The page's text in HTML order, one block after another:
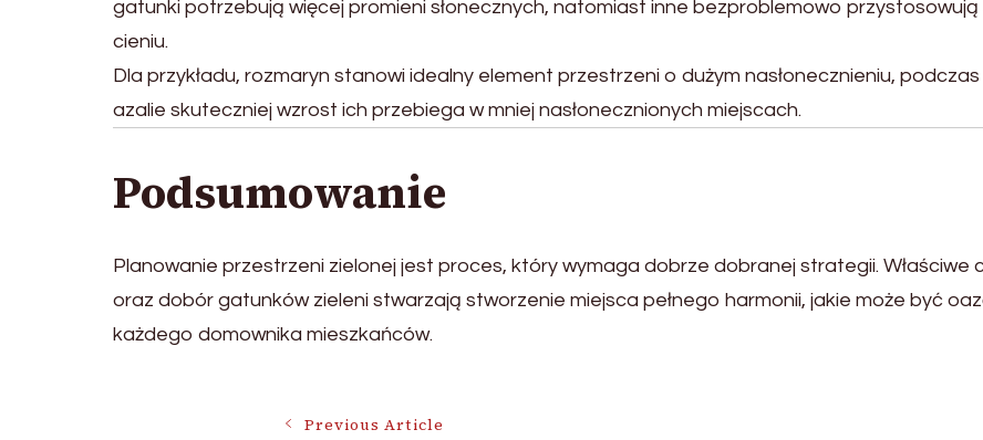
gatunki potrzebują więcej promieni słonecznych, natomiast inne bezproblemowo przystosowują
cieniu.
Dla przykładu, rozmaryn stanowi idealny element przestrzeni o dużym nasłonecznieniu,
azalie skuteczniej wzrost ich przebiega w mniej nasłonecznionych miejscach.
Podsumowanie
Planowanie przestrzeni zielonej jest proces, który wymaga dobrze dobranej strategii. Właściwe
oraz dobór gatunków zieleni stwarzają stworzenie miejsca pełnego harmonii, jakie może być
każdego domownika mieszkańców.
Previous Article